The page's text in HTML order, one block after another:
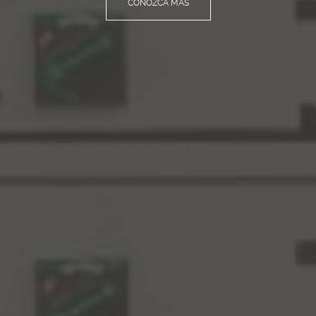
CONOZCA MAS